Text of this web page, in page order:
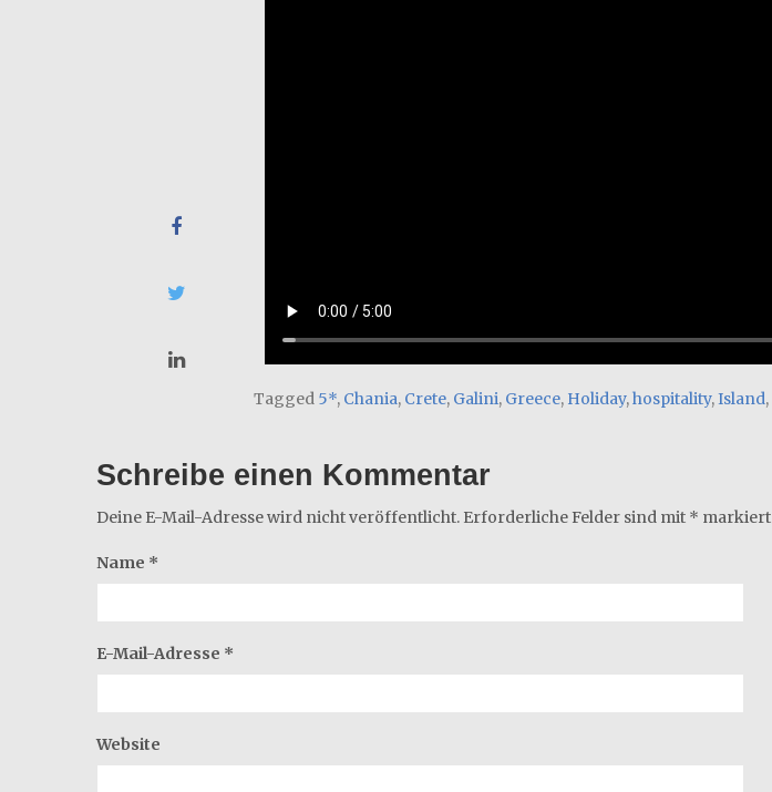
Tagged 5*, Chania, Crete, Galini, Greece, Holiday,hospitality,Island,
Schreibe einen Kommentar
Deine E-Mail-Adresse wird nicht veröffentlicht. Erforderliche Felder sind mit * markiert
Name *
E-Mail-Adresse *
Website